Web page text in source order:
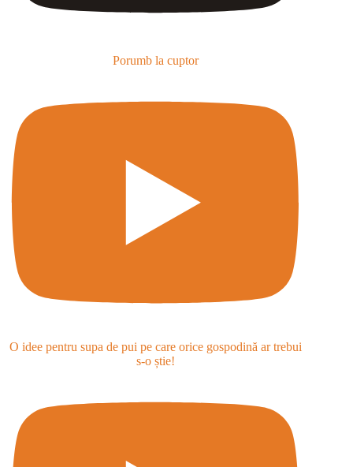
Porumb la cuptor
O idee pentru supa de pui pe care orice gospodină ar trebui
s-o știe!